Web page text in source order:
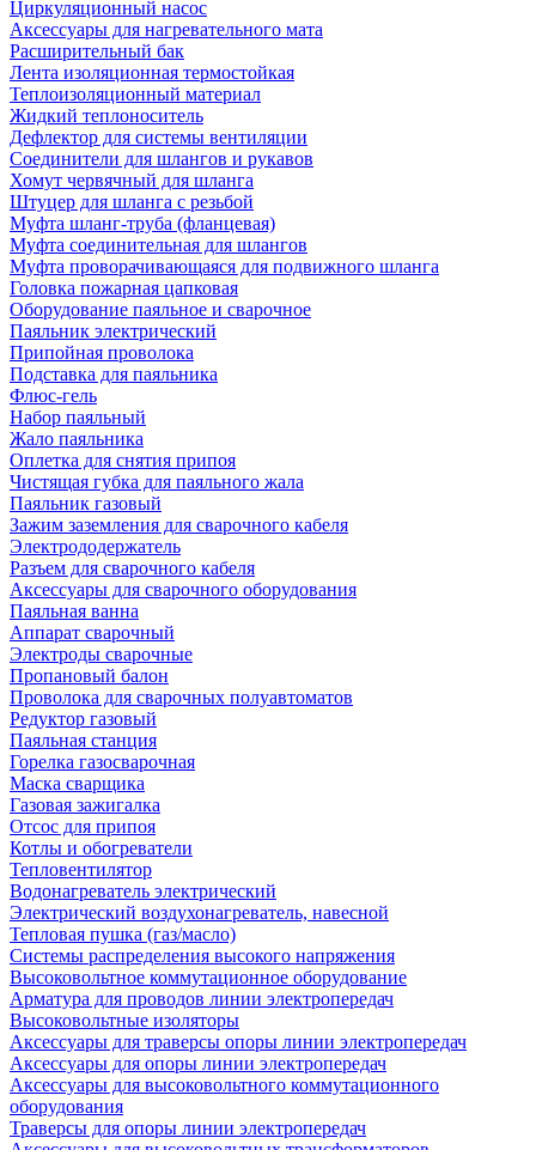
Циркуляционный насос
Аксессуары для нагревательного мата
Расширительный бак
Лента изоляционная термостойкая
Теплоизоляционный материал
Жидкий теплоноситель
Дефлектор для системы вентиляции
Соединители для шлангов и рукавов
Хомут червячный для шланга
Штуцер для шланга с резьбой
Муфта шланг-труба (фланцевая)
Муфта соединительная для шлангов
Муфта проворачивающаяся для подвижного шланга
Головка пожарная цапковая
Оборудование паяльное и сварочное
Паяльник электрический
Припойная проволока
Подставка для паяльника
Флюс-гель
Набор паяльный
Жало паяльника
Оплетка для снятия припоя
Чистящая губка для паяльного жала
Паяльник газовый
Зажим заземления для сварочного кабеля
Электрододержатель
Разъем для сварочного кабеля
Аксессуары для сварочного оборудования
Паяльная ванна
Аппарат сварочный
Электроды сварочные
Пропановый балон
Проволока для сварочных полуавтоматов
Редуктор газовый
Паяльная станция
Горелка газосварочная
Маска сварщика
Газовая зажигалка
Отсос для припоя
Котлы и обогреватели
Тепловентилятор
Водонагреватель электрический
Электрический воздухонагреватель, навесной
Тепловая пушка (газ/масло)
Системы распределения высокого напряжения
Высоковольтное коммутационное оборудование
Арматура для проводов линии электропередач
Высоковольтные изоляторы
Аксессуары для траверсы опоры линии электропередач
Аксессуары для опоры линии электропередач
Аксессуары для высоковольтного коммутационного
оборудования
Траверсы для опоры линии электропередач